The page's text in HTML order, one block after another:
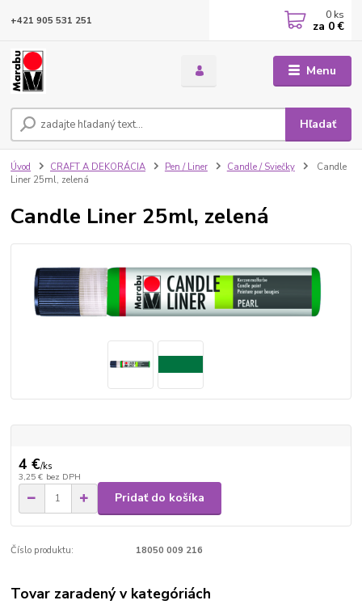
Menu
Hľadať
+421 905 531 251 0 ks
za 0 €
Úvod CRAFT A DEKORÁCIA Pen / Liner Candle / Sviečky
Candle
Liner 25ml, zelená
Candle Liner 25ml, zelená
4 €/ks
3,25 € bez DPH
Pridať do košíka
Číslo produktu: 18050 009 216
Tovar zaradený v kategóriách